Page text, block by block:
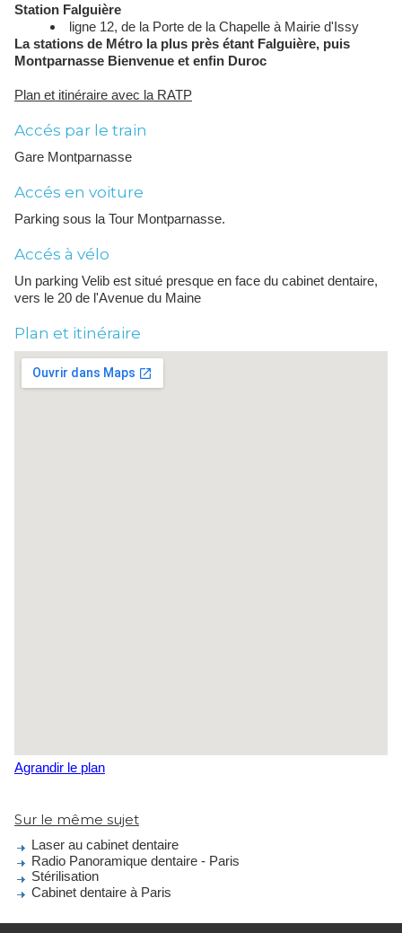
Station Falguière
ligne 12, de la Porte de la Chapelle à Mairie d'Issy
La stations de Métro la plus près étant Falguière, puis
Montparnasse Bienvenue et enfin Duroc
Plan et itinéraire avec la RATP
Accés par le train
Gare Montparnasse
Accés en voiture
Parking sous la Tour Montparnasse.
Accés à vélo
Un parking Velib est situé presque en face du cabinet dentaire,
vers le 20 de l'Avenue du Maine
Plan et itinéraire
Agrandir le plan
Sur le même sujet
Laser au cabinet dentaire
Radio Panoramique dentaire - Paris
Stérilisation
Cabinet dentaire à Paris